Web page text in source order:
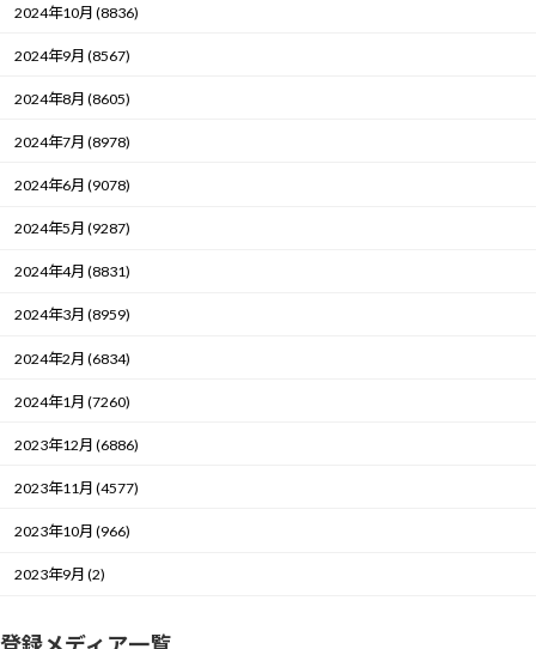
2024年10月 (8836)
2024年9月 (8567)
2024年8月 (8605)
2024年7月 (8978)
2024年6月 (9078)
2024年5月 (9287)
2024年4月 (8831)
2024年3月 (8959)
2024年2月 (6834)
2024年1月 (7260)
2023年12月 (6886)
2023年11月 (4577)
2023年10月 (966)
2023年9月 (2)